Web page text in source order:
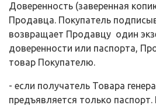
Доверенность (заверенная
Продавца. Покупатель
возвращает Продавцу один
доверенности или паспорта,
товар Покупателю.
- если получатель Товара
предъявляется только паспорт.